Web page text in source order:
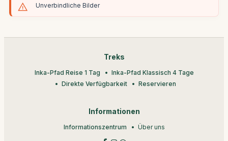
Unverbindliche Bilder
Treks
Inka-Pfad Reise 1 Tag
Inka-Pfad Klassisch 4 Tage
Direkte Verfügbarkeit
Reservieren
Informationen
Informationszentrum Über uns